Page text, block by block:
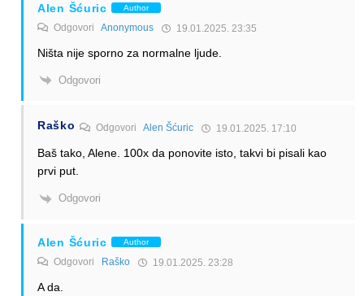
Alen Šćuric Author
Odgovori Anonymous 19.01.2025. 23:35
Ništa nije sporno za normalne ljude.
Odgovori
Raško Odgovori Alen Šćuric 19.01.2025. 17:10
Baš tako, Alene. 100x da ponovite isto, takvi bi pisali kao
prvi put.
Odgovori
Alen Šćuric Author
Odgovori Raško 19.01.2025. 23:28
A da.